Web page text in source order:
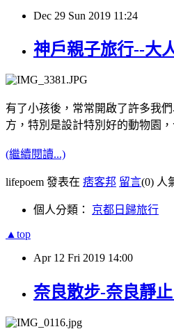
Dec 29 Sun 2019 11:24
神戶親子旅行--大
有了小孩後，常常開啟了許多我
方，特別是設計特別好的動物園
(繼續閱讀...)
lifepoem 發表在 痞客邦 留言(0) 人
個人分類： 京都日歸旅行
▲top
Apr 12 Fri 2019 14:00
奈良散步-奈良靜